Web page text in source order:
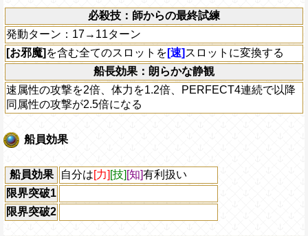
必殺技：師からの最終試練
発動ターン：17→11ターン
[お邪魔] を含む全てのスロットを [速] スロットに変換する
船長効果：朗らかな静観
速属性の攻撃を2倍、体力を1.2倍、PERFECT4連続で以降
同属性の攻撃が2.5倍になる
船員効果
船員効果 自分は [力] [技] [知] 有利扱い
限界突破1
限界突破2